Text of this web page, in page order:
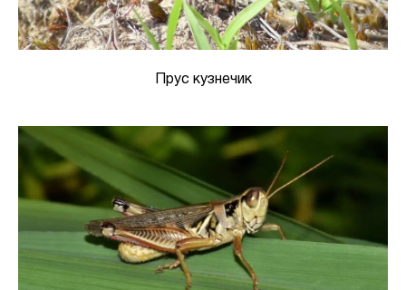
Прус кузнечик